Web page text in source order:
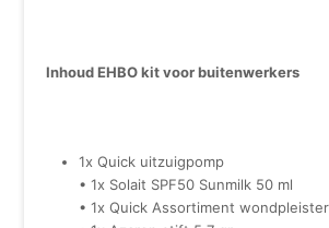
Inhoud EHBO kit voor buitenwerkers
1x Quick uitzuigpomp
• 1x Solait SPF50 Sunmilk 50 ml
• 1x Quick Assortiment